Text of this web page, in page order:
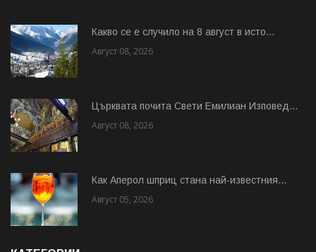
Какво се е случило на 8 август в исто...
Август 08, 2026
Църквата почита Свeти Емилиан Изповед...
Август 08, 2026
Как Аперол шприц стана най-известния...
Август 05, 2026